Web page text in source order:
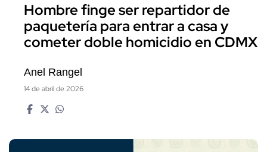
Hombre finge ser repartidor de
paquetería para entrar a casa y
cometer doble homicidio en CDMX
Anel Rangel
14 de abril de 2026